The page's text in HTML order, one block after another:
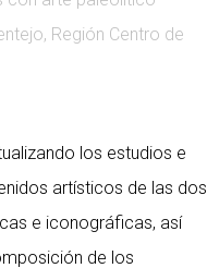
Región Centro de
los estudios e
artísticos de las dos
e iconográficas, así
de los